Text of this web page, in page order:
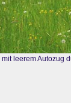
mit leerem Autozug